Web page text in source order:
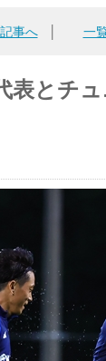
事へ│ 一
とチ